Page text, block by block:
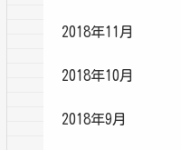
2018年11月
2018年10月
2018年9月